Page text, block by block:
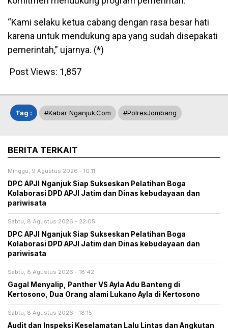
“Kami selaku ketua cabang dengan rasa besar hati
karena untuk mendukung apa yang sudah disepakati
pemerintah,” ujarnya. (*)
Post Views: 1,857
Tag : #kabar Nganjuk.com #PolresJombang
BERITA TERKAIT
Minggu, 9 Agustus 2026 - 10:11
DPC APJI Nganjuk Siap Sukseskan Pelatihan Boga
Kolaborasi DPD APJI Jatim dan Dinas kebudayaan dan
pariwisata
Sabtu, 8 Agustus 2026 - 22:05
DPC APJI Nganjuk Siap Sukseskan Pelatihan Boga
Kolaborasi DPD APJI Jatim dan Dinas kebudayaan dan
pariwisata
Sabtu, 8 Agustus 2026 - 18:42
Gagal Menyalip, Panther VS Ayla Adu Banteng di
Kertosono, Dua Orang alami Lukano Ayla di Kertosono
Sabtu, 8 Agustus 2026 - 18:15
Audit dan Inspeksi Keselamatan Lalu Lintas dan Angkutan